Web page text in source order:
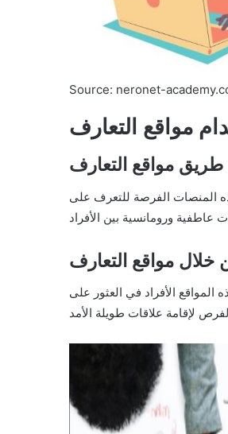
Source: neronet-
مواقع التعارف
مواقع التعارف
المنصات الفرصة للتعرف على
خلال مواقع التعارف
المواقع الأفراد في العثور على